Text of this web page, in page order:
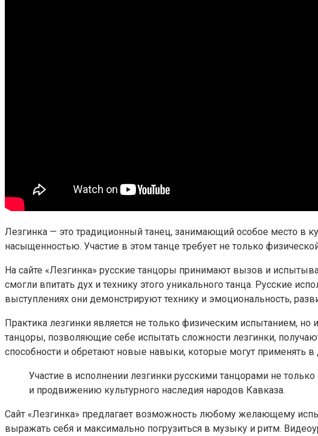
Лезгинка — это традиционный танец, занимающий особое место в
насыщенностью. Участие в этом танце требует не только
На сайте «Лезгинка» русские танцоры принимают вызов и
смогли впитать дух и технику этого уникального танца. Русские
выступлениях они демонстрируют технику и эмоциональность,
Практика лезгинки является не только физическим испытанием,
танцоры, позволяющие себе испытать сложности лезгинки,
способности и обретают новые навыки, которые могут применять в
Участие в исполнении лезгинки русскими танцорами не
и продвижению культурного наследия народов Кавказа.
Сайт «Лезгинка» предлагает возможность любому желающему
выражать себя и максимально погрузиться в музыку и ритм.